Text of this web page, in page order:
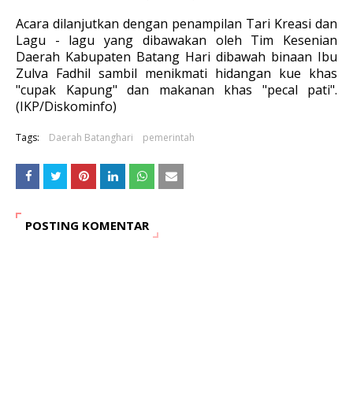
Acara dilanjutkan dengan penampilan Tari Kreasi dan
Lagu - lagu yang dibawakan oleh Tim Kesenian
Daerah Kabupaten Batang Hari dibawah binaan Ibu
Zulva Fadhil sambil menikmati hidangan kue khas
"cupak Kapung" dan makanan khas "pecal pati".
(IKP/Diskominfo)
Tags: Daerah Batanghari pemerintah
POSTING KOMENTAR